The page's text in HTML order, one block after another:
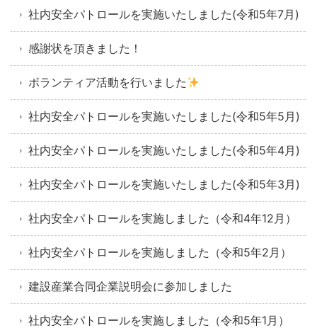
社内安全パトロールを実施いたしました(令和5年7月)
感謝状を頂きました！
ボランティア活動を行いました
社内安全パトロールを実施いたしました(令和5年5月)
社内安全パトロールを実施いたしました(令和5年4月)
社内安全パトロールを実施いたしました(令和5年3月)
社内安全パトロールを実施しました（令和4年12月）
社内安全パトロールを実施しました（令和5年2月）
建設産業合同企業説明会に参加しました
社内安全パトロールを実施しました（令和5年1月）